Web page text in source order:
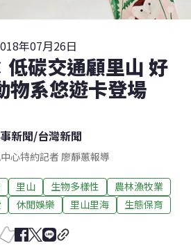
年07月26日
碳交通顧里山 好
物系悠遊卡登場
新聞/台灣新聞
心特約記者 廖靜蕙報導
里山 生物多樣性
農林漁牧業
休閒娛樂 里山里海 生態保育